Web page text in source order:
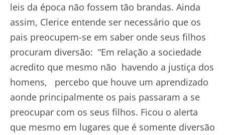
leis da época não fossem tão brandas. Ainda
assim, Clerice entende ser necessário que os
pais preocupem-se em saber onde seus filhos
procuram diversão: “Em relação a sociedade
acredito que mesmo não havendo a justiça dos
homens, percebo que houve um aprendizado
aonde principalmente os pais passaram a se
preocupar com os seus filhos. Ficou o alerta
que mesmo em lugares que é somente diversão